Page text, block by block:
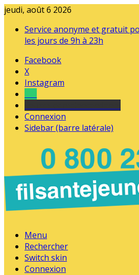
jeudi, août 6 2026
Service anonyme et gratuit
les jours de 9h à 23h
Facebook
X
Instagram
Connexion
Sidebar (barre latérale)
Menu
Rechercher
Switch skin
Connexion